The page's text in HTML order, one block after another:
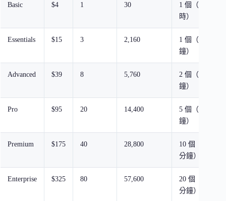
Basic $4 1 30
1 個（每小
時）
Essentials $15 3 2,160
1 個（每 5 分
鐘）
Advanced $39 8 5,760
2 個（每 5 分
鐘）
Pro $95 20 14,400
5 個（每 5 分
鐘）
Premium $175 40 28,800
10 個（每 5
分鐘）
Enterprise $325 80 57,600
20 個（每 5
分鐘）